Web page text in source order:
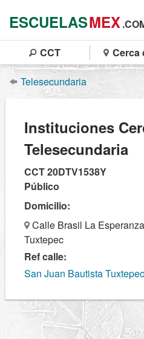
ESCUELASMEX
CCT Cerca
Telesecundaria
Instituciones
Telesecundaria
CCT 20DTV1538Y
Público
Domicilio:
Calle Brasil La
Tuxtepec
Ref calle:
San Juan Bautista